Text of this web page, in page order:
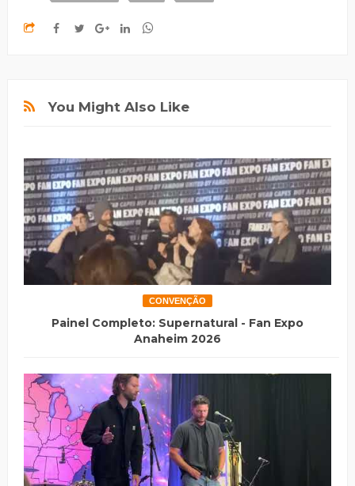
You Might Also Like
CONVENÇÃO
Painel Completo: Supernatural - Fan Expo
Anaheim 2026